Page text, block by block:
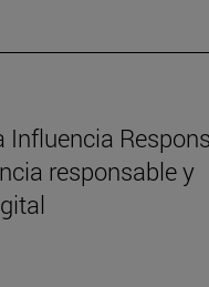
Influencia
responsable y